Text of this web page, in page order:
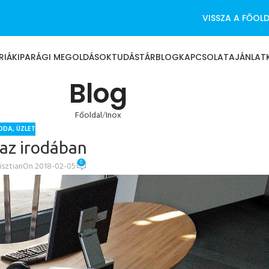
VISSZA A
IPARÁGI MEGOLDÁSOKTUDÁSTÁRBLOGKAPCSOLAT
Blog
Főoldal Inox
,ÜZLET
irodában
On 2018-02-05 0